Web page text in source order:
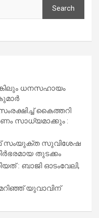
Search
ധനസഹായം
കൈത്തറി
സാധ്യമാക്കും :
സംയുക്ത സുവിശേഷ
തുടക്കം
: ബാജി ഓടംവേലി,
മറിഞ്ഞ് യുവാവിന്